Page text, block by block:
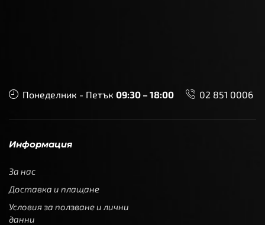
Понеделник - Петък 09:30 – 18:00 02 851 0006
Информация
За нас
Доставка и плащане
Условия за ползване и лични
данни